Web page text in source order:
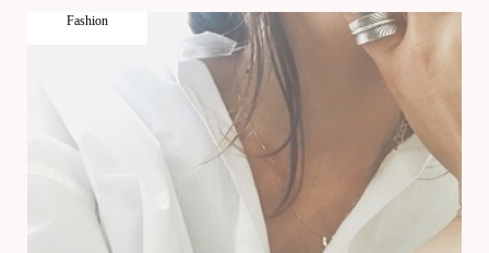
Fashion